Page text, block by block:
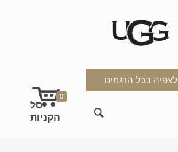
לצפיה בכל הדגמים
0